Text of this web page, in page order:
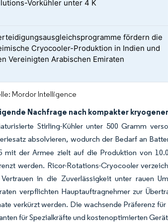
Vorkühler unter 4 K
fördern die
Cryocooler-Produktion in Indien und
Vereinigten Arabischen Emiraten
Mordor Intelligence
Nachfrage nach kompakter
Stirling-Kühler unter 500 Gramm
absolvieren, wodurch der Bedarf an
mit der Armee zielt auf die Produktion von
werden. Ricor-Rotations-Cryocooler
in die Zuverlässigkeit unter rauen
verpflichten Hauptauftragnehmer zur
verkürzt werden. Die wachsende Präferenz
für Spezialkräfte und kostenoptimierten